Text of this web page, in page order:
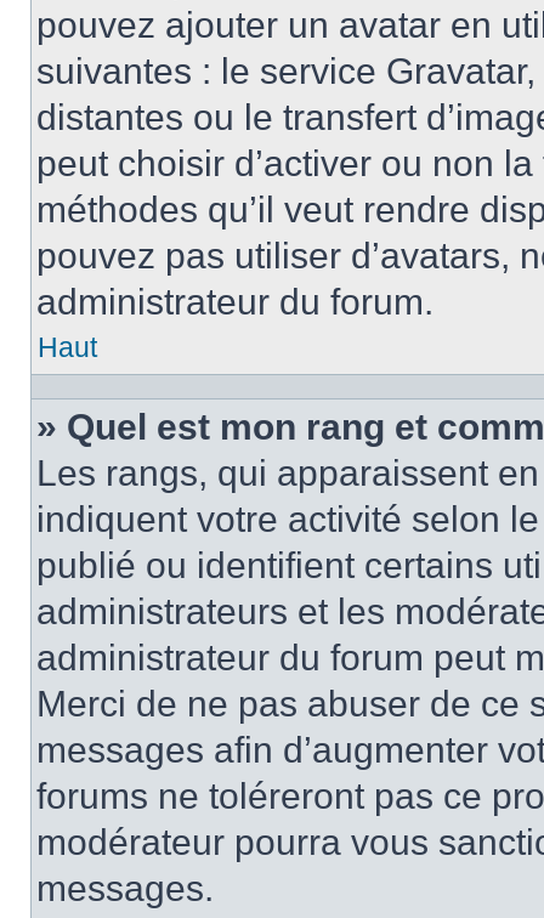
pouvez ajouter un avatar en
suivantes : le service
distantes ou le transfert
peut choisir d’activer ou non
méthodes qu’il veut rendre
pouvez pas utiliser d’avatars,
administrateur du forum.
Haut
» Quel est mon rang et
Les rangs, qui apparaissent
indiquent votre activité selon
publié ou identifient certains
administrateurs et les
administrateur du forum peut
Merci de ne pas abuser de ce
messages afin d’augmenter
forums ne toléreront pas ce
modérateur pourra vous
messages.